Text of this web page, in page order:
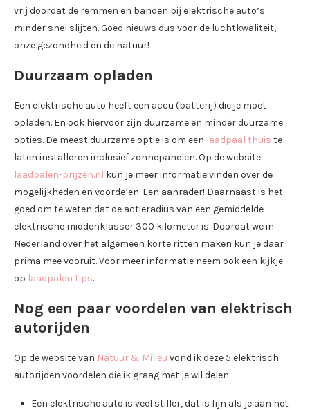
vrij doordat de remmen en banden bij elektrische auto’s
minder snel slijten. Goed nieuws dus voor de luchtkwaliteit,
onze gezondheid en de natuur!
Duurzaam opladen
Een elektrische auto heeft een accu (batterij) die je moet
opladen. En ook hiervoor zijn duurzame en minder duurzame
opties. De meest duurzame optie is om een laadpaal thuis te
laten installeren inclusief zonnepanelen. Op de website
laadpalen-prijzen.nl kun je meer informatie vinden over de
mogelijkheden en voordelen. Een aanrader! Daarnaast is het
goed om te weten dat de actieradius van een gemiddelde
elektrische middenklasser 300 kilometer is. Doordat we in
Nederland over het algemeen korte ritten maken kun je daar
prima mee vooruit. Voor meer informatie neem ook een kijkje
op laadpalen tips.
Nog een paar voordelen van elektrisch
autorijden
Op de website van Natuur & Milieu vond ik deze 5 elektrisch
autorijden voordelen die ik graag met je wil delen:
Een elektrische auto is veel stiller, dat is fijn als je aan het